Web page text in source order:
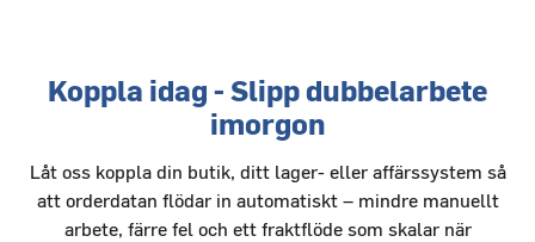
Koppla idag - Slipp dubbelarbete
imorgon
Låt oss koppla din butik, ditt lager- eller affärssystem så
att orderdatan flödar in automatiskt – mindre manuellt
arbete, färre fel och ett fraktflöde som skalar när